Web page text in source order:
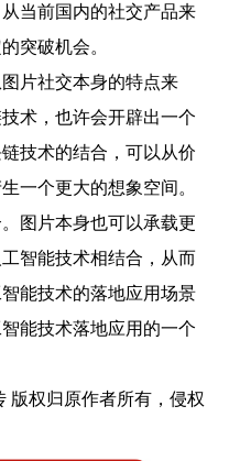
当前国内的社交产品来
突破机会。
片社交本身的特点来
术，也许会开辟出一个
技术的结合，可以从价
一个更大的想象空间。
图片本身也可以承载更
智能技术相结合，从而
能技术的落地应用场景
能技术落地应用的一个
版权归原作者所有，侵权